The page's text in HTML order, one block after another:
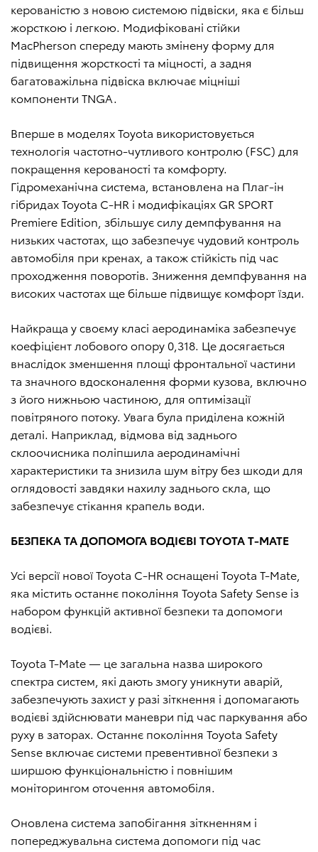
керованістю з новою системою підвіски, яка є більш
жорсткою і легкою. Модифіковані стійки
MacPherson спереду мають змінену форму для
підвищення жорсткості та міцності, а задня
багатоважільна підвіска включає міцніші
компоненти TNGA.
Вперше в моделях Toyota використовується
технологія частотно-чутливого контролю (FSC) для
покращення керованості та комфорту.
Гідромеханічна система, встановлена на Плаг-ін
гібридах Toyota C-HR і модифікаціях GR SPORT
Premiere Edition, збільшує силу демпфування на
низьких частотах, що забезпечує чудовий контроль
автомобіля при кренах, а також стійкість під час
проходження поворотів. Зниження демпфування на
високих частотах ще більше підвищує комфорт їзди.
Найкраща у своєму класі аеродинаміка забезпечує
коефіцієнт лобового опору 0,318. Це досягається
внаслідок зменшення площі фронтальної частини
та значного вдосконалення форми кузова, включно
з його нижньою частиною, для оптимізації
повітряного потоку. Увага була приділена кожній
деталі. Наприклад, відмова від заднього
склоочисника поліпшила аеродинамічні
характеристики та знизила шум вітру без шкоди для
оглядовості завдяки нахилу заднього скла, що
забезпечує стікання крапель води.
БЕЗПЕКА ТА ДОПОМОГА ВОДІЄВІ TOYOTA T-MATE
Усі версії нової Toyota C-HR оснащені Toyota T-Mate,
яка містить останнє покоління Toyota Safety Sense із
набором функцій активної безпеки та допомоги
водієві.
Toyota T-Mate — це загальна назва широкого
спектра систем, які дають змогу уникнути аварій,
забезпечують захист у разі зіткнення і допомагають
водієві здійснювати маневри під час паркування або
руху в заторах. Останнє покоління Toyota Safety
Sense включає системи превентивної безпеки з
ширшою функціональністю і повнішим
моніторингом оточення автомобіля.
Оновлена система запобігання зіткненням і
попереджувальна система допомоги під час